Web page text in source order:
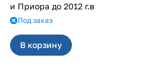
и Приора до 2012 г.в
Под заказ
В корзину